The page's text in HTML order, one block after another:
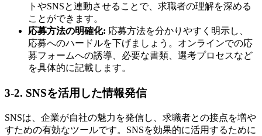
トやSNSと連動させることで、求職者の理解を深める
ことができます。
応募方法の明確化: 応募方法を分かりやすく明示し、
応募へのハードルを下げましょう。オンラインでの応
募フォームへの誘導、必要な書類、選考プロセスなど
を具体的に記載します。
3-2. SNSを活用した情報発信
SNSは、企業が自社の魅力を発信し、求職者との接点を増や
すための有効なツールです。SNSを効果的に活用するために